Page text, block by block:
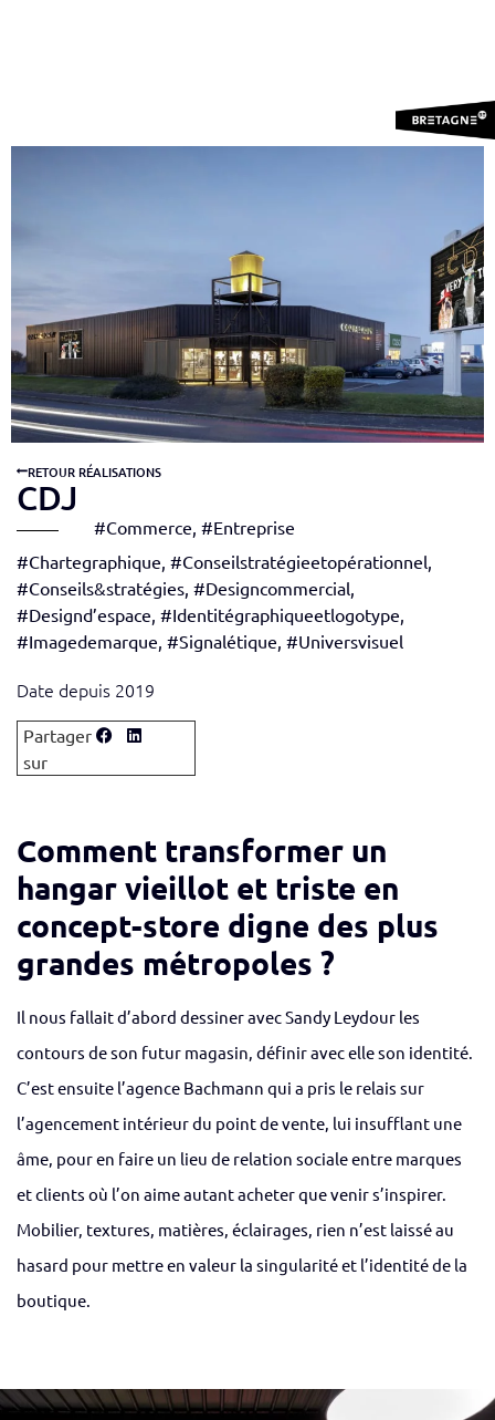
RETOUR RÉALISATIONS
CDJ
#Commerce #Entreprise
#Chartegraphique #Conseilstratégieetopérationnel
#Conseils&stratégies #Designcommercial
#Designd’espace #Identitégraphiqueetlogotype
#Imagedemarque #Signalétique #Universvisuel
Date depuis 2019
Comment transformer un
hangar vieillot et triste en
concept-store digne des plus
grandes métropoles ?
Il nous fallait d’abord dessiner avec Sandy Leydour les
contours de son futur magasin, définir avec elle son identité.
C’est ensuite l’agence Bachmann qui a pris le relais sur
l’agencement intérieur du point de vente, lui insufflant une
âme, pour en faire un lieu de relation sociale entre marques
et clients où l’on aime autant acheter que venir s’inspirer.
Mobilier, textures, matières, éclairages, rien n’est laissé au
hasard pour mettre en valeur la singularité et l’identité de la
boutique.